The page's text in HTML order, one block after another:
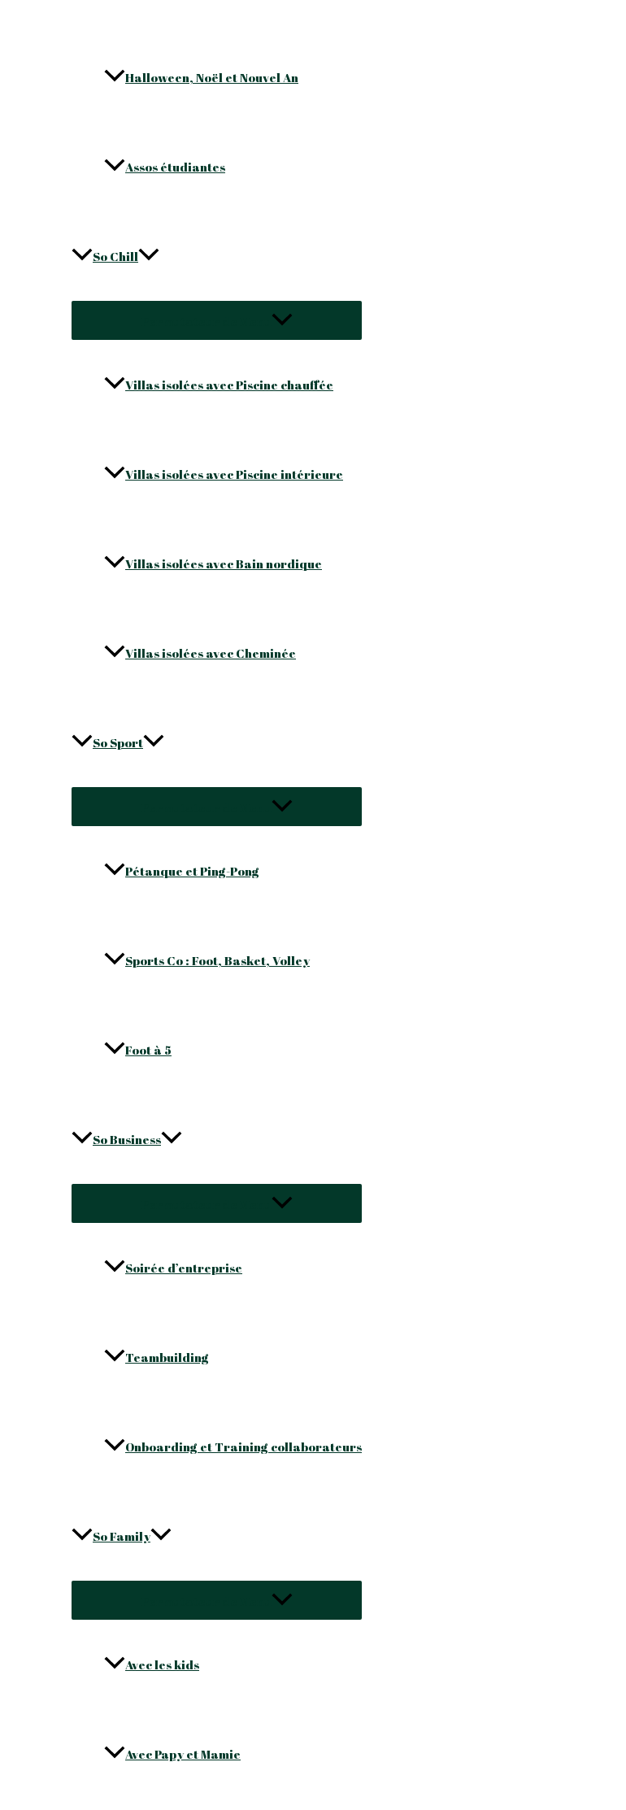
Halloween, Noël et Nouvel An
Assos étudiantes
So Chill
Villas isolées avec Piscine chauffée
Villas isolées avec Piscine intérieure
Villas isolées avec Bain nordique
Villas isolées avec Cheminée
So Sport
Pétanque et Ping-Pong
Sports Co : Foot, Basket, Volley
Foot à 5
So Business
Soirée d’entreprise
Teambuilding
Onboarding et Training collaborateurs
So Family
Avec les kids
Avec Papy et Mamie